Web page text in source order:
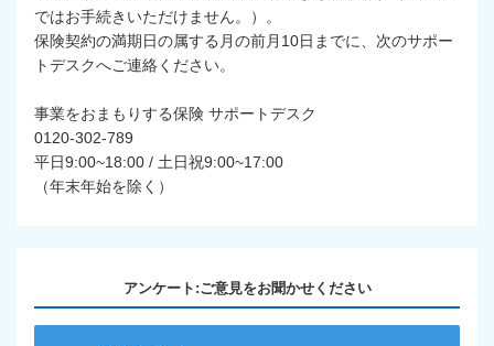
ではお手続きいただけません。）。
保険契約の満期日の属する月の前月10日までに、次のサポー
トデスクへご連絡ください。
事業をおまもりする保険 サポートデスク
0120-302-789
平日9:00~18:00 / 土日祝9:00~17:00
（年末年始を除く）
アンケート:ご意見をお聞かせください